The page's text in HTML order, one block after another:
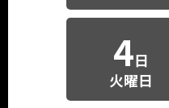
4日
火曜日